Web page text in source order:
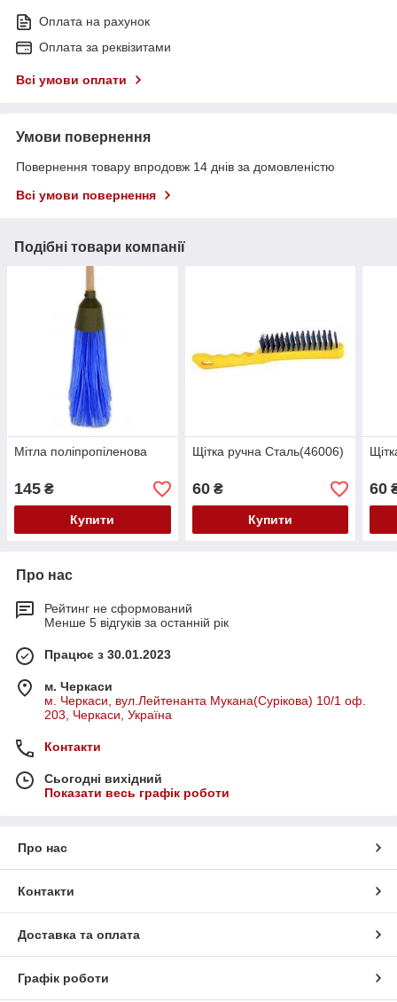
Оплата на рахунок
Оплата за реквізитами
Всі умови оплати
Умови повернення
Повернення товару впродовж 14 днів за домовленістю
Всі умови повернення
Подібні товари компанії
Мітла поліпропіленова
145 ₴
Купити
Щітка ручна Сталь(46006)
60₴
Купити
60
Про нас
Рейтинг не сформований
Менше 5 відгуків за останній рік
Працює з 30.01.2023
м. Черкаси
м. Черкаси, вул.Лейтенанта Мукана(Сурікова) 10/1 оф.
203, Черкаси, Україна
Контакти
Сьогодні вихідний
Показати весь графік роботи
Про нас
Контакти
Доставка та оплата
Графік роботи